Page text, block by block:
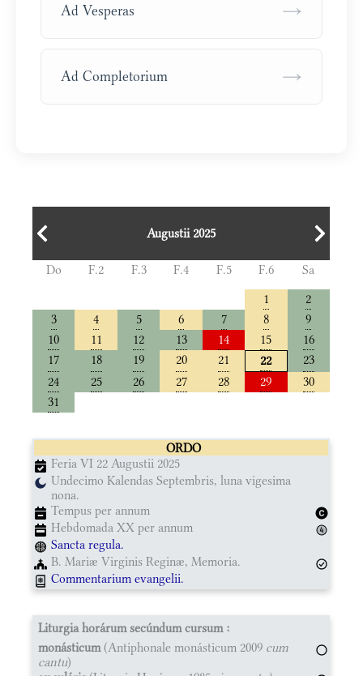
Ad Vesperas →
Ad Completorium →
Augustii 2025
Do F.2 F.3 F.4 F.5 F.6
Sa
1
2
3
4 5 6 7 8
9
10
11 12 13 14 15
16
17
18 19 20 21 22
23
24
25 26 27 28 29
30
31
ORDO
Feria VI 22 Augustii 2025
Undecimo Kalendas Septembris, luna vigesima
nona.
Tempus per annum
Hebdomada XX per annum
Sancta regula.
B. Mariæ Virginis Reginæ, Memoria.
Commentarium evangelii.
Liturgia horárum secúndum cursum :
monásticum(Antiphonale monásticum 2009 cum
cantu)